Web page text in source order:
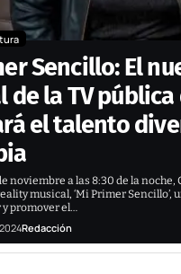
Sencillo: El
de la TV pública
el talento
noviembre a las 8:30 de la noche,
musical, ‘Mi Primer Sencillo’,
promover el…
Redacción